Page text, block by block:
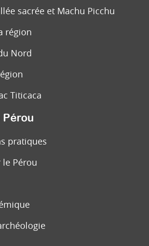
sacrée et Machu Picchu
région
Nord
Titicaca
pratiques
le Pérou